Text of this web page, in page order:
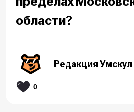
области?
Редакция
0